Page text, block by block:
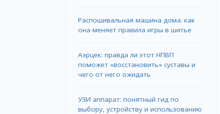
Распошивальная машина дома: как
она меняет правила игры в шитье
Аэрцек: правда ли этот НПВП
поможет «восстановить» суставы и
чего от него ожидать
УЗИ аппарат: понятный гид по
выбору, устройству и использованию